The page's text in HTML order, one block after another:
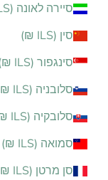
סיירה לאונה (ILS ₪)
סין (ILS ₪)
סינגפור (ILS ₪)
סלובניה (ILS ₪)
סלובקיה (ILS ₪)
סמואה (ILS ₪)
סן מרטן (ILS ₪)